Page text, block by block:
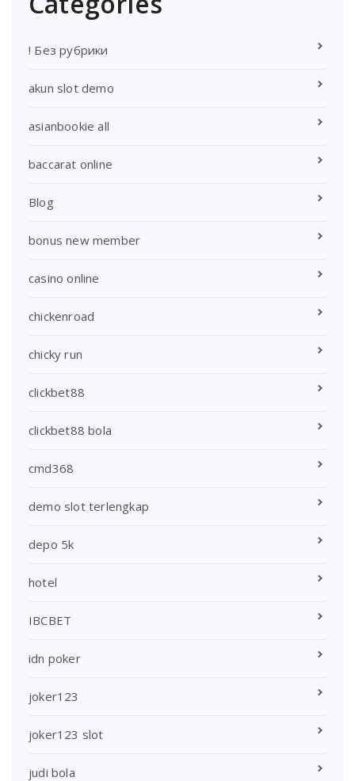
! Без рубрики
akun slot demo
asianbookie all
baccarat online
Blog
bonus new member
casino online
chickenroad
chicky run
clickbet88
clickbet88 bola
cmd368
demo slot terlengkap
depo 5k
hotel
IBCBET
idn poker
joker123
joker123 slot
judi bola